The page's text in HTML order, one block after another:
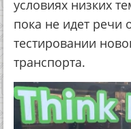
условиях низких
пока не идет речи
тестировании
транспорта.